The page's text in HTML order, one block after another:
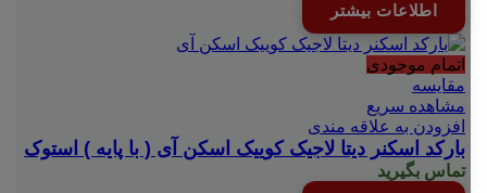
اطلاعات بیشتر
اتمام موجودی
مقایسه
مشاهده سریع
افزودن به علاقه مندی
بارکد اسکنر دیتا لاجیک کويیک اسکن آی ( با پایه ) استوک
تماس بگیرید